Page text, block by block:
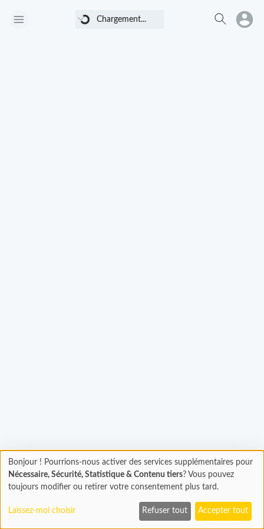
Chargement...
Chargement
En cours...
Bonjour ! Pourrions-nous activer des services supplémentaires pour
Nécessaire, Sécurité, Statistique & Contenu tiers? Vous pouvez
toujours modifier ou retirer votre consentement plus tard.
Laissez-moi choisir Refuser tout Accepter tout